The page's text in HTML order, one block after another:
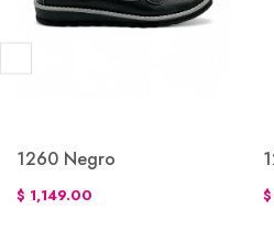
1260 Negro
$ 1,149.00